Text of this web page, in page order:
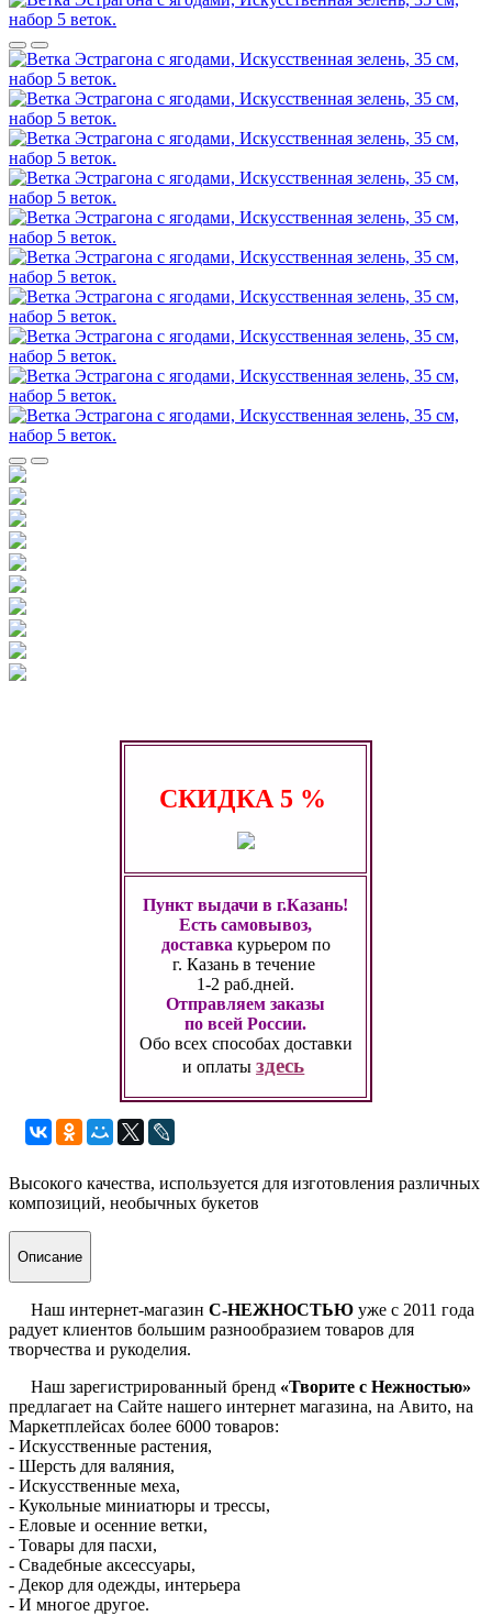
СКИДКА 5 %
Пункт выдачи в г.Казань!
Есть самовывоз,
доставка курьером по
г. Казань в течение
1-2 раб.дней.
Отправляем заказы
по всей России.
Обо всех способах доставки
и оплатыздесь
Высокого качества, используется для изготовления различных
композиций, необычных букетов
Описание
Наш интернет-магазин С-НЕЖНОСТЬЮ уже с 2011 года
радует клиентов большим разнообразием товаров для
творчества и рукоделия.
Наш зарегистрированный бренд «Творите с Нежностью»
предлагает на Сайте нашего интернет магазина, на Авито, на
Маркетплейсах более 6000 товаров:
- Искусственные растения,
- Шерсть для валяния,
- Искусственные меха,
- Кукольные миниатюры и трессы,
- Еловые и осенние ветки,
- Товары для пасхи,
- Свадебные аксессуары,
- Декор для одежды, интерьера
- И многое другое.